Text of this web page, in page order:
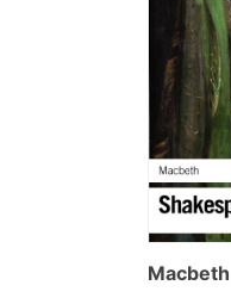
Macbeth